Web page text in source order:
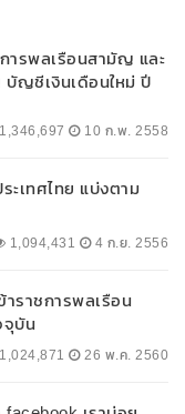
ารพลเรือนสามัญ และ
ญชีเงินเดือนใหม่ ปี
1,346,697 10 ก.พ. 2558
ะเทศไทย แบ่งตาม
1,094,431 4 ก.ย. 2556
ราชการพลเรือน
จุบัน
1,024,871 26 พ.ค. 2560